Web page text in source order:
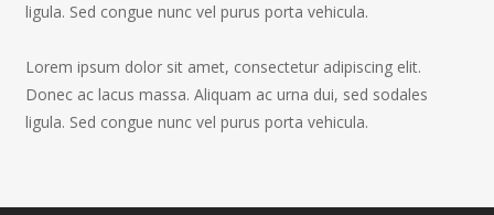
ligula. Sed congue nunc vel purus porta vehicula.
Lorem ipsum dolor sit amet, consectetur adipiscing elit.
Donec ac lacus massa. Aliquam ac urna dui, sed sodales
ligula. Sed congue nunc vel purus porta vehicula.